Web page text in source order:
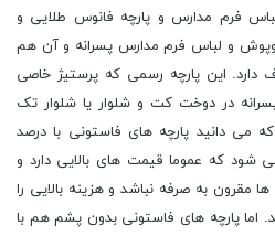
فرم مدارس و پارچه فانوس طلایی و
روپوش و لباس فرم مدارس پسرانه و آن هم
دارد. این پارچه رسمی که پرستیژ خاصی
پسرانه در دوخت کت و شلوار یا شلوار تک
می دانید پارچه های فاستونی با درصد
شود که عموما قیمت های بالایی دارد و
مقرون به صرفه نباشد و هزینه بالایی را
اما پارچه های فاستونی بدون پشم هم با